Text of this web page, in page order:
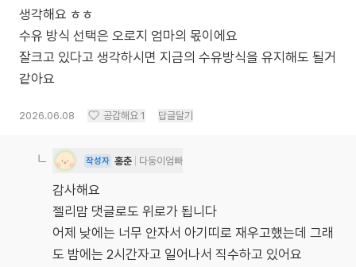
생각해요 ㅎㅎ
수유 방식 선택은 오로지 엄마의 몫이에요
잘크고 있다고 생각하시면 지금의 수유방식을 유지해도 될거
같아요
2026.06.08 공감해요 1 답글달기
작성자 홍춘 다둥이엄빠
감사해요
젤리맘 댓글로도 위로가 됩니다
어제 낮에는 너무 안자서 아기띠로 재우고했는데 그래
도 밤에는 2시간자고 일어나서 직수하고 있어요